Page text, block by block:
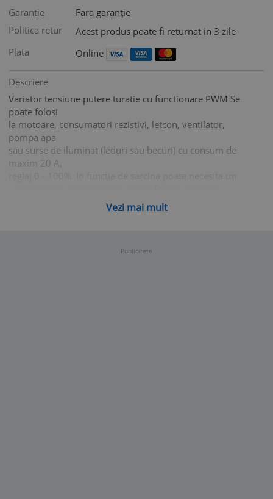
Garantie
Fara garanție
Politica retur
Acest produs poate fi returnat in 3 zile
Plata
Online
Descriere
Variator tensiune putere turatie cu functionare PWM Se
poate folosi
la motoare, consumatori rezistivi, letcon, ventilator,
pompa apa
sau surse de iluminat (leduri sau becuri) cu consum de
maxim 20 A,
Frecventa PWM: 25Khz Dimensiuni: (L*W*H): 8cm x
Vezi mai mult
Publicitate